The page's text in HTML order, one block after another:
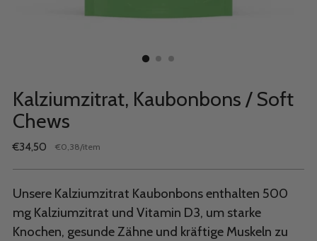
Kalziumzitrat, Kaubonbons / Soft
Chews
Regulärer
€34,50 Stückpreis
€0,38/per
item
Unsere Kalziumzitrat Kaubonbons enthalten 500
mg Kalziumzitrat und Vitamin D3, um starke
Knochen, gesunde Zähne und kräftige Muskeln zu